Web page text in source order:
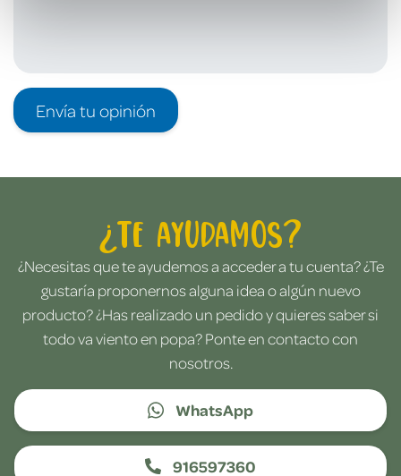
Envía tu opinión
¿Te ayudamos?
¿Necesitas que te ayudemos a acceder a tu cuenta? ¿Te
gustaría proponernos alguna idea o algún nuevo
producto? ¿Has realizado un pedido y quieres saber si
todo va viento en popa? Ponte en contacto con
nosotros.
WhatsApp
916597360